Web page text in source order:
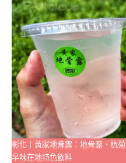
彰化｜黃家地骨露：地骨露、杭
早味在地特色飲料